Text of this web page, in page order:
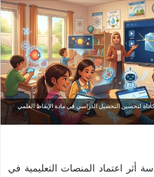
لتحسين التحصيل الدراسي في مادة الإيقاظ العلمي
أثر اعتماد المنصات التعليمية في